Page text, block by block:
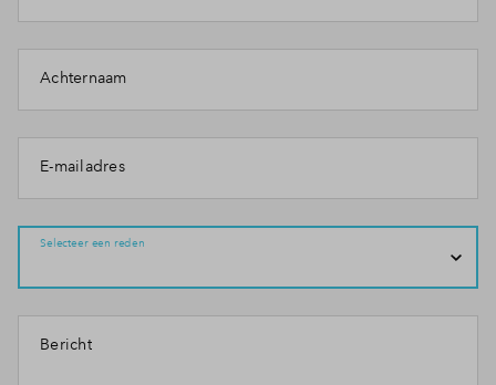
Achternaam
E-mailadres
Selecteer een reden
Bericht